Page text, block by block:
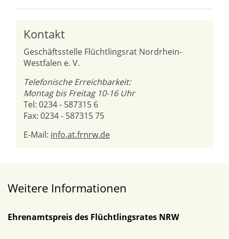
Kontakt
Geschäftsstelle Flüchtlingsrat Nordrhein-
Westfalen e. V.
Telefonische Erreichbarkeit:
Montag bis Freitag 10-16 Uhr
Tel: 0234 - 587315 6
Fax: 0234 - 587315 75
E-Mail: info.at.frnrw.de
Weitere Informationen
Ehrenamtspreis des Flüchtlingsrates NRW